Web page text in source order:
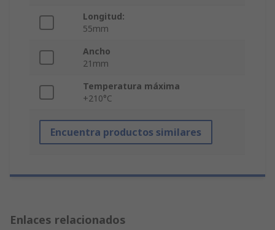
Longitud:
55mm
Ancho
21mm
Temperatura máxima
+210°C
Encuentra productos similares
Enlaces relacionados